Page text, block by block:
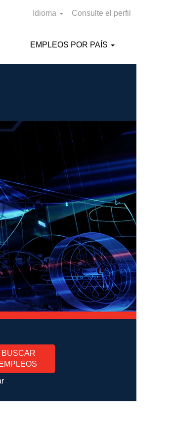
Idioma Consulte el perfil
EMPLEOS POR PAÍS